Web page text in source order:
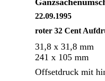
22.09.1995
roter 32 Cent
31,8 x 31,8 mm
241 x 105 mm
Offsetdruck mit